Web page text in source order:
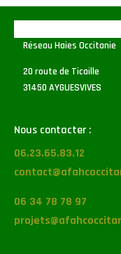
Réseau Haies Occitanie
20 route de Ticaille
31450 AYGUESVIVES
Nous contacter :
06.23.65.83.12
06 34 78 78 97